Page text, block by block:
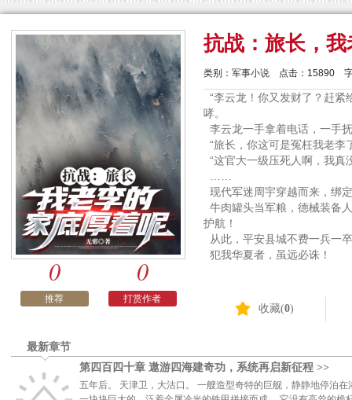
0
推荐
0
打赏作者
抗战：旅长，
类别： 军事小说 点击： 15890
“李云龙！你又发财了？赶紧
哮。
李云龙一手拿着电话，一手
“旅长，你这可是冤枉我老李
“这官大一级压死人啊，我真
现代军迷周宇穿越而来，绑
牛肉罐头当军粮，德械装备
护航！
从此，平安县城不费一兵一
犯我华夏者，虽远必诛！
收藏(0)
最新章节
第四百四十章 遨游四海建奇功，系统再启新征程 >>
五年后。 天津卫，大沽口。 一艘造型奇特的巨舰，静静地停泊